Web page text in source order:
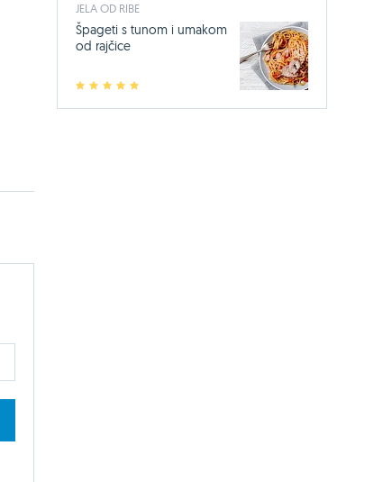
JELA OD RIBE
2 3 4
Špageti s tunom i umakom
od rajčice